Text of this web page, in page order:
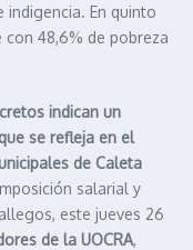
indigencia. En quinto
con 48,6% de pobreza
indican un
se refleja en el
de Caleta
salarial y
este jueves 26
de la UOCRA,